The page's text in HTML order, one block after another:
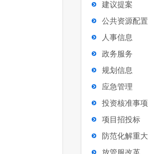
建议提案
公共资源配置
人事信息
政务服务
规划信息
应急管理
投资核准事项
项目招投标
防范化解重